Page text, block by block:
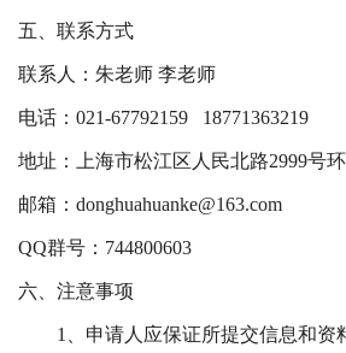
五、联系方式
联系人：朱老师 李老师
电话： 021-67792159 18771363219
地址：上海市松江区人民北路2999号
邮箱： donghuahuanke@163.com
QQ群号： 744800603
六、注意事项
1
、申请人应保证所提交信息和